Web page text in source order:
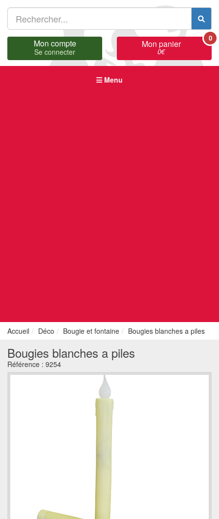
Mon compte
Se connecter
Mon panier
0€
0
Menu
Accueil Déco Bougie et fontaine Bougies blanches a piles
Bougies blanches a piles
Référence : 9254